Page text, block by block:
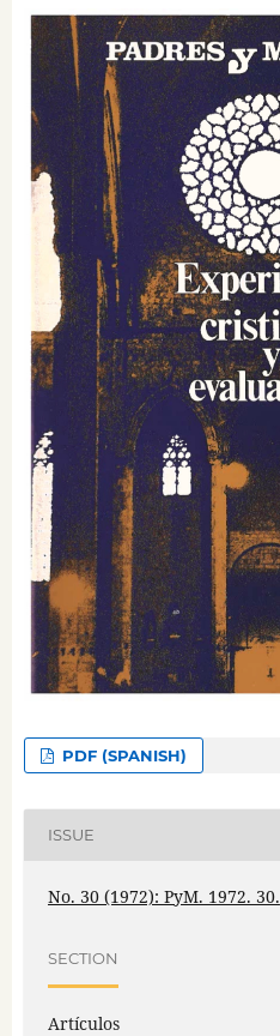
PDF (SPANISH)
ISSUE
No. 30 (1972): PyM. 1972. 30.
SECTION
Artículos